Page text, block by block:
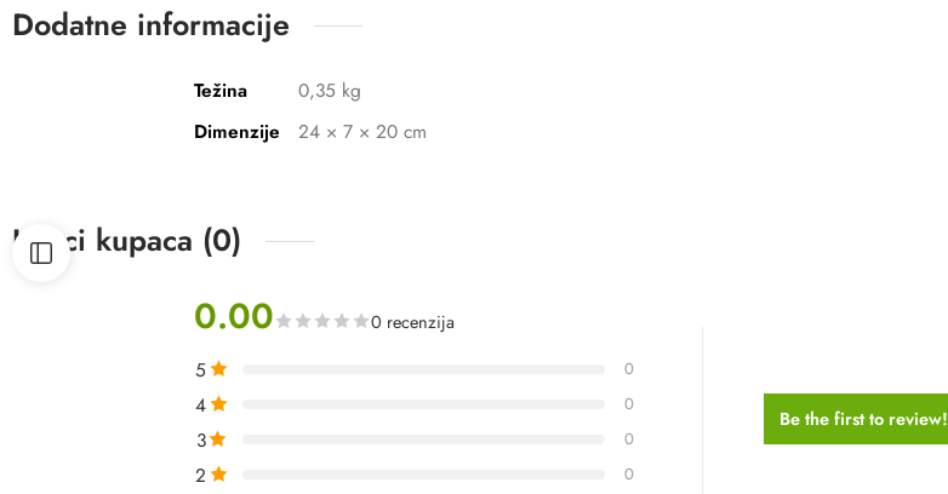
Dodatne informacije
Težina
0,35 kg
Dimenzije
24 × 7 × 20 cm
Utisci kupaca (0)
0.00 0 recenzija
5 0
4 0
3 0
2 0
Be the first to review!